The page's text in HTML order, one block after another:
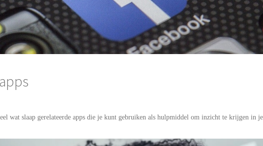
wat slaap gerelateerde apps die je kunt gebruiken als hulpmiddel om inzicht te krijgen in je